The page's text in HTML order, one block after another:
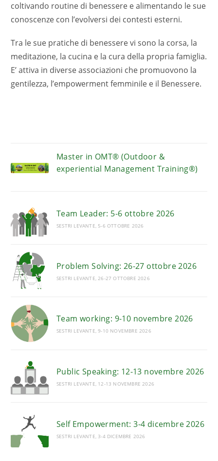
coltivando routine di benessere e alimentando le sue
conoscenze con l’evolversi dei contesti esterni.
Tra le sue pratiche di benessere vi sono la corsa, la
meditazione, la cucina e la cura della propria famiglia.
E’ attiva in diverse associazioni che promuovono la
gentilezza, l’empowerment femminile e il Benessere.
Master in OMT® (Outdoor &
experiential Management Training®)
Team Leader: 5-6 ottobre 2026
SESTRI LEVANTE, 5-6 OTTOBRE 2026
Problem Solving: 26-27 ottobre 2026
SESTRI LEVANTE, 26-27 OTTOBRE 2026
Team working: 9-10 novembre 2026
SESTRI LEVANTE, 9-10 NOVEMBRE 2026
Public Speaking: 12-13 novembre 2026
SESTRI LEVANTE, 12-13 NOVEMBRE 2026
Self Empowerment: 3-4 dicembre 2026
SESTRI LEVANTE, 3-4 DICEMBRE 2026